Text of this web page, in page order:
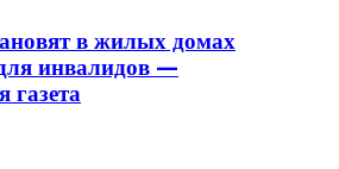
в жилых домах
инвалидов —
газета